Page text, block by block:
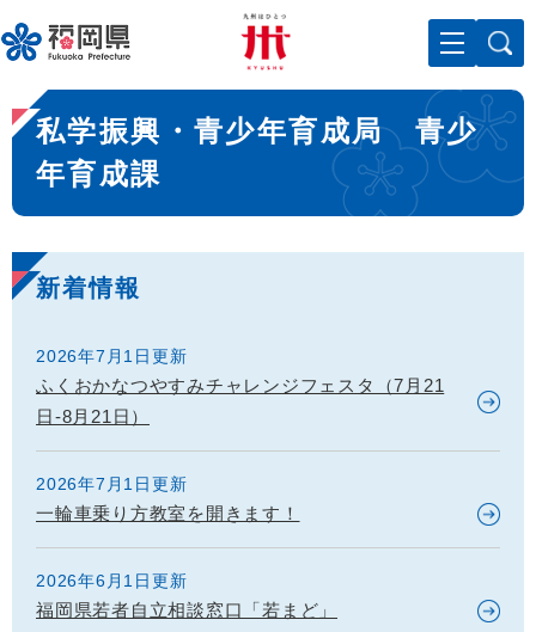
ー
ジ
先
頭
。
メニューを飛ばして本文へ
本
文
私学振興・青少年育成局 青少
年育成課
新着情報
2026年7月1日更新
ふくおかなつやすみチャレンジフェスタ（7月21
日-8月21日）
2026年7月1日更新
一輪車乗り方教室を開きます！
2026年6月1日更新
福岡県若者自立相談窓口「若まど」